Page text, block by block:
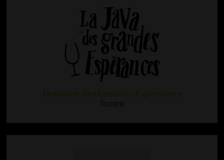
Touraine